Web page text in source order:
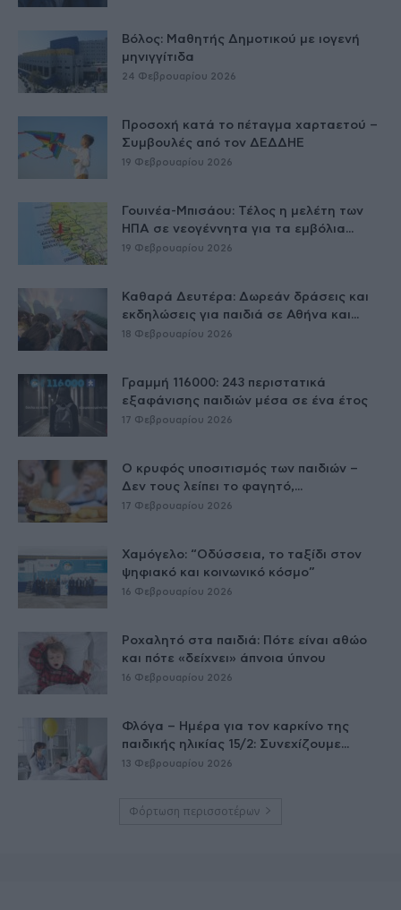
Βόλος: Μαθητής Δημοτικού με ιογενή
μηνιγγίτιδα
24 Φεβρουαρίου 2026
Προσοχή κατά το πέταγμα χαρταετού –
Συμβουλές από τον ΔΕΔΔΗΕ
19 Φεβρουαρίου 2026
Γουινέα-Μπισάου: Τέλος η μελέτη των
ΗΠΑ σε νεογέννητα για τα εμβόλια...
19 Φεβρουαρίου 2026
Καθαρά Δευτέρα: Δωρεάν δράσεις και
εκδηλώσεις για παιδιά σε Αθήνα και...
18 Φεβρουαρίου 2026
Γραμμή 116000: 243 περιστατικά
εξαφάνισης παιδιών μέσα σε ένα έτος
17 Φεβρουαρίου 2026
Ο κρυφός υποσιτισμός των παιδιών –
Δεν τους λείπει το φαγητό,...
17 Φεβρουαρίου 2026
Χαμόγελο: “Οδύσσεια, το ταξίδι στον
ψηφιακό και κοινωνικό κόσμο”
16 Φεβρουαρίου 2026
Ροχαλητό στα παιδιά: Πότε είναι αθώο
και πότε «δείχνει» άπνοια ύπνου
16 Φεβρουαρίου 2026
Φλόγα – Ημέρα για τον καρκίνο της
παιδικής ηλικίας 15/2: Συνεχίζουμε...
13 Φεβρουαρίου 2026
Φόρτωση περισσοτέρων